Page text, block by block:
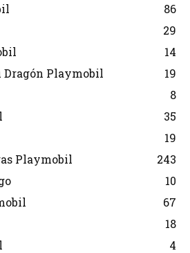
86
29
14
Dragón Playmobil
19
8
35
19
Playmobil
243
10
67
18
4